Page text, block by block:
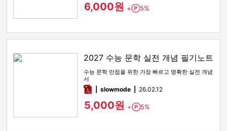
6,000원 + Point
5%
2027 수능 문학 실전 개념 필기노트
수능 문학 만점을 위한 가장 빠르고 명확한 실전 개념
서
pdfslowmode 26.02.12
5,000원 + Point
5%